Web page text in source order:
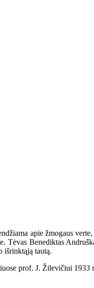
apie žmogaus
Benediktas
išrinktąją tautą.
prof. J. Žilevičiui 1933